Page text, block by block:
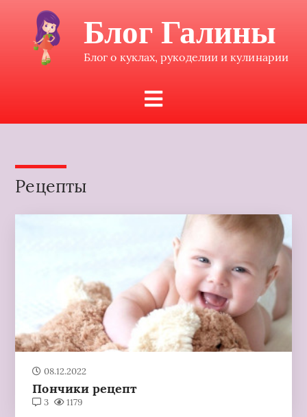
Блог Галины
Блог о куклах, рукоделии и кулинарии
Рецепты
08.12.2022
Пончики рецепт
3 1179